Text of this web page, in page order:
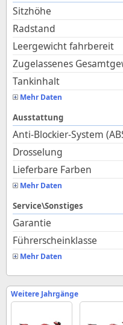
Sitzhöhe
Radstand
Leergewicht fahrbereit
Zugelassenes
Tankinhalt
Mehr Daten
Ausstattung
Anti-Blockier-System
Drosselung
Lieferbare Farben
Mehr Daten
Service\Sonstiges
Garantie
Führerscheinklasse
Mehr Daten
Weitere Jahrgänge